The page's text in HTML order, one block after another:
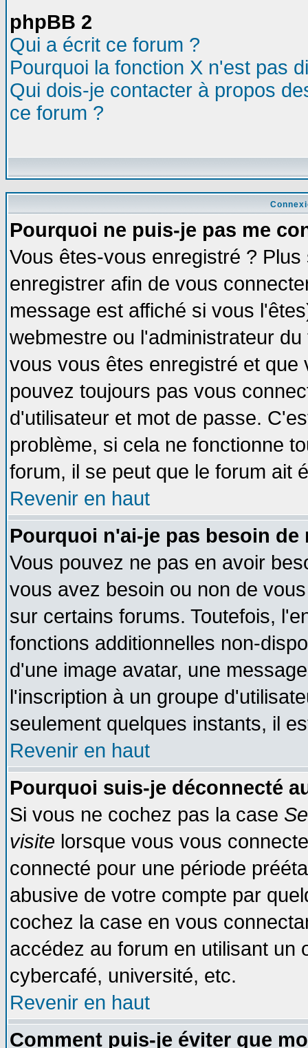
phpBB 2
Qui a écrit ce forum ?
Pourquoi la fonction X n'est pas
Qui dois-je contacter à propos
ce forum ?
Pourquoi ne puis-je pas me
Vous êtes-vous enregistré ?
enregistrer afin de vous
message est affiché si vous
webmestre ou l'administrateur
vous vous êtes enregistré et
pouvez toujours pas vous
d'utilisateur et mot de passe.
problème, si cela ne fonctionne
forum, il se peut que le forum ait
Revenir en haut
Pourquoi n'ai-je pas besoin de
Vous pouvez ne pas en avoir
vous avez besoin ou non de
sur certains forums. Toutefois,
fonctions additionnelles non-
d'une image avatar, une
l'inscription à un groupe
seulement quelques instants, il
Revenir en haut
Pourquoi suis-je déconnecté
Si vous ne cochez pas la case
visite lorsque vous vous
connecté pour une période
abusive de votre compte par
cochez la case en vous
accédez au forum en utilisant un
cybercafé, université, etc.
Revenir en haut
Comment puis-je éviter que